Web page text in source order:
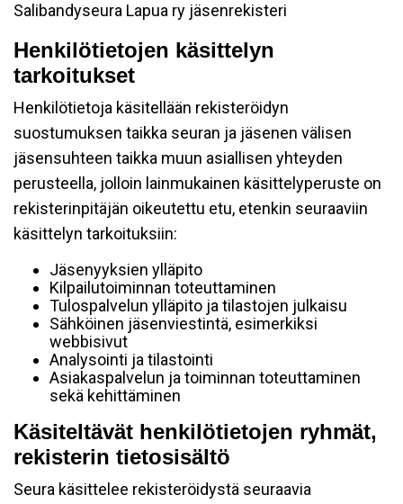
Salibandyseura Lapua ry jäsenrekisteri
Henkilötietojen käsittelyn
tarkoitukset
Henkilötietoja käsitellään rekisteröidyn
suostumuksen taikka seuran ja jäsenen välisen
jäsensuhteen taikka muun asiallisen yhteyden
perusteella, jolloin lainmukainen käsittelyperuste on
rekisterinpitäjän oikeutettu etu, etenkin seuraaviin
käsittelyn tarkoituksiin:
Jäsenyyksien ylläpito
Kilpailutoiminnan toteuttaminen
Tulospalvelun ylläpito ja tilastojen julkaisu
Sähköinen jäsenviestintä, esimerkiksi
webbisivut
Analysointi ja tilastointi
Asiakaspalvelun ja toiminnan toteuttaminen
sekä kehittäminen
Käsiteltävät henkilötietojen ryhmät,
rekisterin tietosisältö
Seura käsittelee rekisteröidystä seuraavia